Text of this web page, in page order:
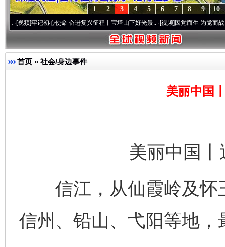
10
9
8
7
6
5
4
3
2
1
记初心使命 奋进复兴征程丨宝塔山下好光景..·[视频]因党而生 为党而战——百年“纪
首页 » 社会/身边事件
美丽中国
美丽中国
信江，从仙霞岭及怀
信州、铅山、弋阳等地